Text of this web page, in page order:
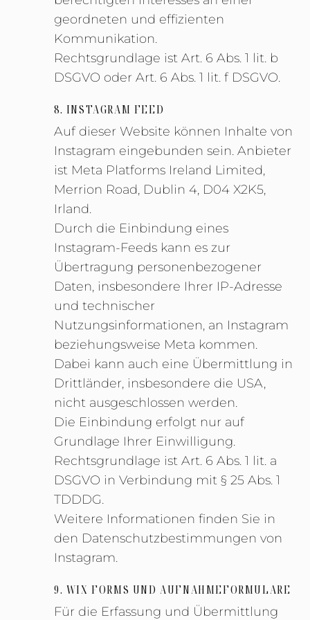
geordneten und effizienten
Kommunikation.
Rechtsgrundlage ist Art. 6 Abs. 1 lit. b
DSGVO oder Art. 6 Abs. 1 lit. f DSGVO.
8. INSTAGRAM FEED
Auf dieser Website können Inhalte von
Instagram eingebunden sein. Anbieter
ist Meta Platforms Ireland Limited,
Merrion Road, Dublin 4, D04 X2K5,
Irland.
Durch die Einbindung eines
Instagram-Feeds kann es zur
Übertragung personenbezogener
Daten, insbesondere Ihrer IP-Adresse
und technischer
Nutzungsinformationen, an Instagram
beziehungsweise Meta kommen.
Dabei kann auch eine Übermittlung in
Drittländer, insbesondere die USA,
nicht ausgeschlossen werden.
Die Einbindung erfolgt nur auf
Grundlage Ihrer Einwilligung.
Rechtsgrundlage ist Art. 6 Abs. 1 lit. a
DSGVO in Verbindung mit § 25 Abs. 1
TDDDG.
Weitere Informationen finden Sie in
den Datenschutzbestimmungen von
Instagram.
9. WIX FORMS UND AUFNAHMEFORMULARE
Für die Erfassung und Übermittlung